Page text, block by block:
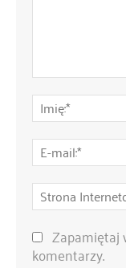
Zapamiętaj
komentarzy.